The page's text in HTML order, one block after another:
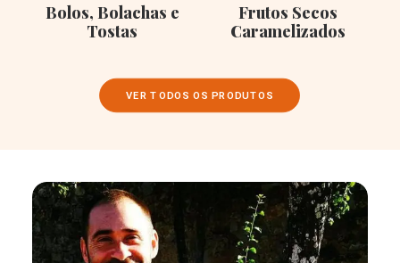
Bolos, Bolachas e
Tostas
Frutos Secos
Caramelizados
VER TODOS OS PRODUTOS